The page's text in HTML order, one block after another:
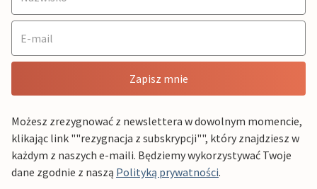
Zapisz mnie
Możesz zrezygnować z newslettera w dowolnym momencie,
klikając link ""rezygnacja z subskrypcji"", który znajdziesz w
każdym z naszych e-maili. Będziemy wykorzystywać Twoje
dane zgodnie z naszą Polityką prywatności.